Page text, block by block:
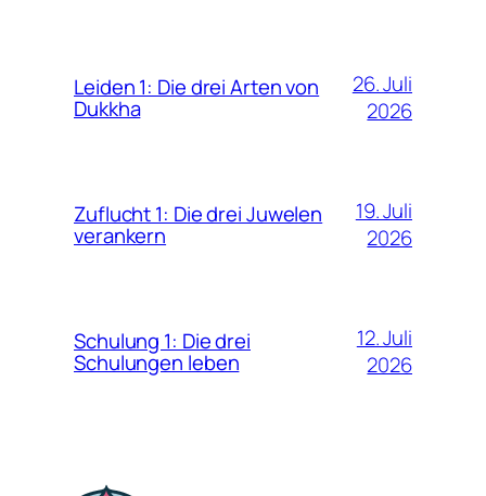
Leiden 1: Die drei Arten von
Dukkha
26. Juli
2026
Zuflucht 1: Die drei Juwelen
verankern
19. Juli
2026
Schulung 1: Die drei
Schulungen leben
12. Juli
2026